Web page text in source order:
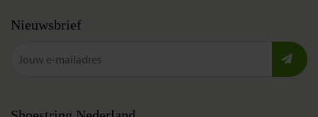
Nieuwsbrief